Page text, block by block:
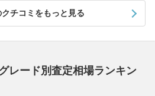
チコミをもっと見る
レード別査定相場ランキン